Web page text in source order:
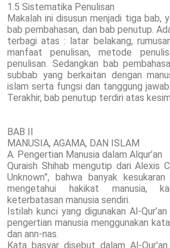
1.5 Sistematika Penulisan
Makalah ini disusun menjadi tiga bab,
bab pembahasan, dan bab penutup.
terbagi atas : latar belakang,
manfaat penulisan, metode
penulisan. Sedangkan bab
subbab yang berkaitan dengan
islam serta fungsi dan tanggung jawab
Terakhir, bab penutup terdiri atas
BAB II
MANUSIA, AGAMA, DAN ISLAM
A. Pengertian Manusia dalam Alqur’an
Quraish Shihab mengutip dari Alexis
Unknown”, bahwa banyak
mengetahui hakikat manusia,
keterbatasan manusia sendiri.
Istilah kunci yang digunakan Al-
pengertian manusia menggunakan
dan ann-nas.
Kata basyar disebut dalam Al-